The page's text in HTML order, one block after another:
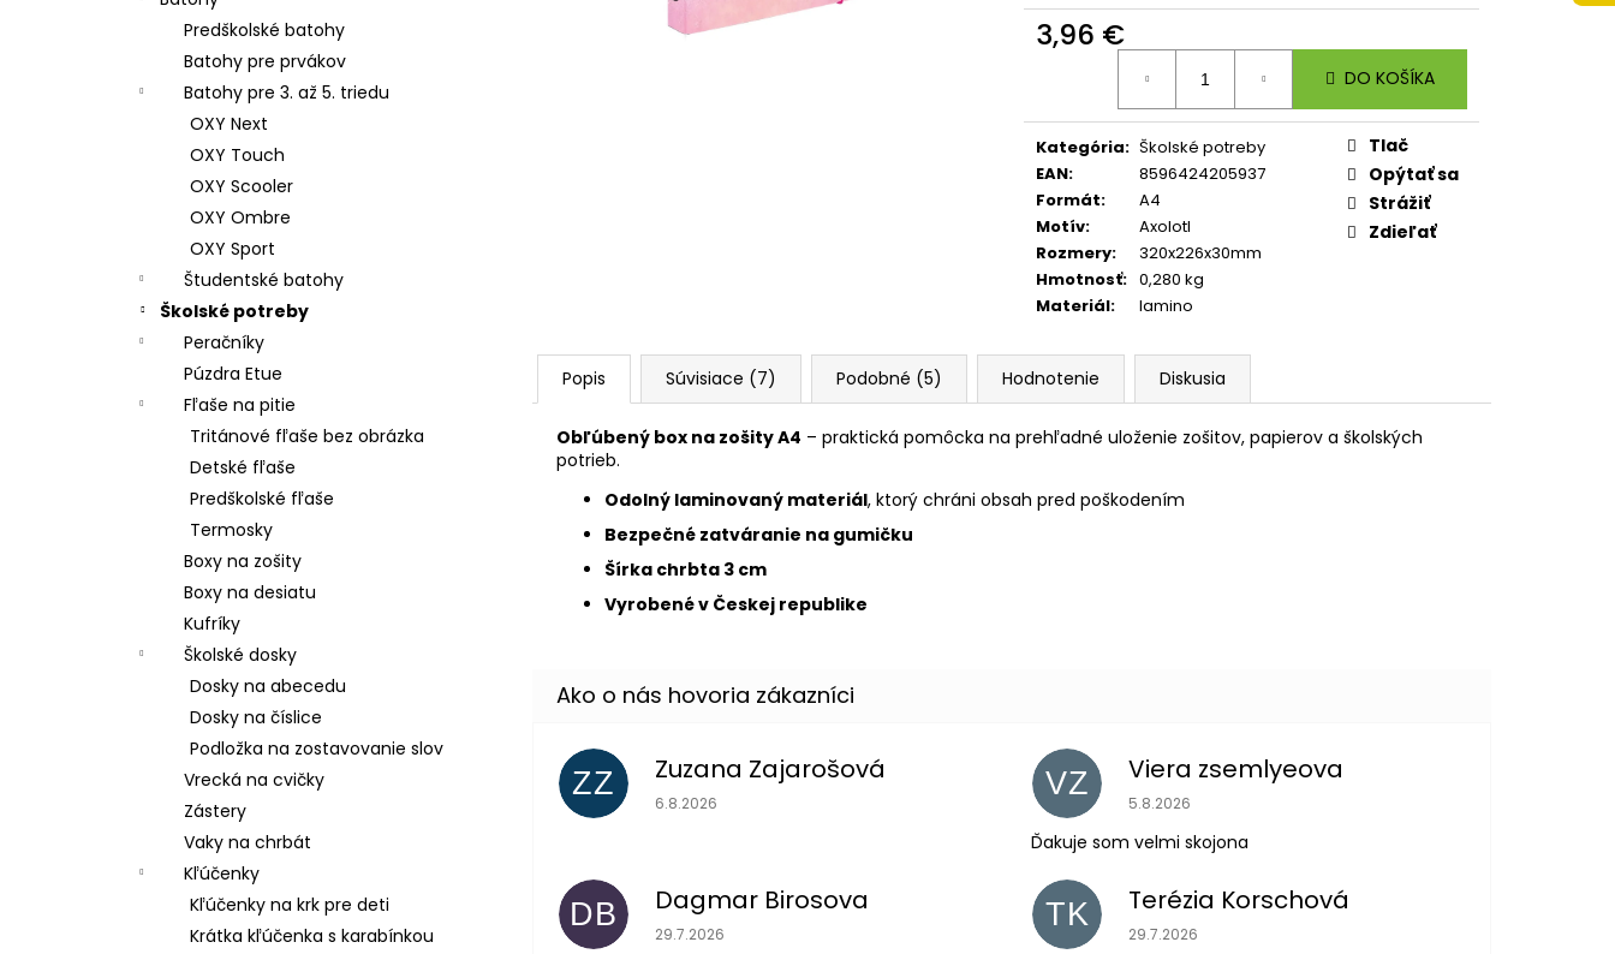
Predškolské batohy
Batohy pre prvákov
Batohy pre 3. až 5. triedu
OXY Next
OXY Touch
OXY Scooler
OXY Ombre
OXY Sport
Študentské batohy
Školské potreby
Peračníky
Púzdra Etue
Fľaše na pitie
Tritánové fľaše bez obrázka
Detské fľaše
Predškolské fľaše
Termosky
Boxy na zošity
Boxy na desiatu
Kufríky
Školské dosky
Dosky na abecedu
Dosky na číslice
Podložka na zostavovanie slov
Vrecká na cvičky
Zástery
Vaky na chrbát
Kľúčenky
Kľúčenky na krk pre deti
Krátka kľúčenka s karabínkou
3,96 €
Jednotková
DO KOŠÍKA
Kategória: Školské potreby
EAN:
8596424205937
Formát:
A4
Motív:
Axolotl
Rozmery:
320x226x30mm
Hmotnosť: 0,280 kg
Materiál: lamino
Tlač
Opýtať sa
Strážiť
Zdieľať
Popis Súvisiace (7) Podobné (5) Hodnotenie Diskusia
Obľúbený box na zošity A4 – praktická pomôcka na prehľadné uloženie zošitov, papierov a školských
potrieb.
Odolný laminovaný materiál, ktorý chráni obsah pred poškodením
Bezpečné zatváranie na gumičku
Šírka chrbta 3 cm
Vyrobené v Českej republike
ZZ Zuzana Zajarošová
Hodnotenie obchodu je 5 z 5 hviezdičiek.
6.8.2026
VZ Viera zsemlyeova
Hodnotenie obchodu je 5 z 5 hviezdičiek.
5.8.2026
Ďakuje som velmi skojona
DB Dagmar Birosova
Hodnotenie obchodu je 5 z 5 hviezdičiek.
29.7.2026
TK Terézia Korschová
Hodnotenie obchodu je 5 z 5 hviezdičiek.
29.7.2026
ŠKOLSKÝ SET 8-DIELNY OXY GO
FOOTBALL CHAMPIONSHIP
130 €
ŠKOLSKÝ SET 8-DIELNY OXY JUMPER
KOLIBRÍK FIALOVÝ
BOX NA ZOŠITY A4 JUMBO PLAYWORLD